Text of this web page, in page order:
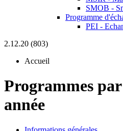
SMOB -
Programme
PEI -
2.12.20 (803)
Accueil
Programmes
année